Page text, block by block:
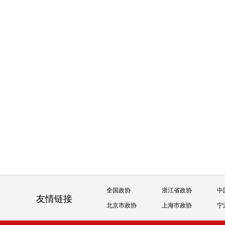
友情链接
全国政协 浙江省政协 中
北京市政协 上海市政协 宁